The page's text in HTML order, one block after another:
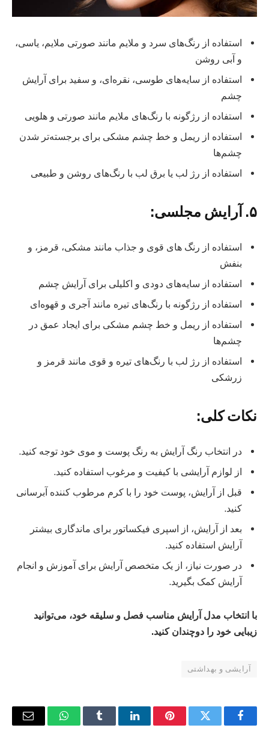
استفاده از رنگ‌های سرد و ملایم مانند صورتی ملایم، یاسی،
و آبی روشن
استفاده از سایه‌های طوسی، نقره‌ای، و سفید برای آرایش
چشم
استفاده از رژگونه با رنگ‌های ملایم مانند صورتی و هلویی
استفاده از ریمل و خط چشم مشکی برای برجسته‌تر شدن
چشم‌ها
استفاده از رژ لب یا برق لب با رنگ‌های روشن و طبیعی
۵. آرایش مجلسی:
استفاده از رنگ‌ های قوی و جذاب مانند مشکی، قرمز، و
بنفش
استفاده از سایه‌های دودی و اکلیلی برای آرایش چشم
استفاده از رژگونه با رنگ‌های تیره مانند آجری و قهوه‌ای
استفاده از ریمل و خط چشم مشکی برای ایجاد عمق در
چشم‌ها
استفاده از رژ لب با رنگ‌های تیره و قوی مانند قرمز و
زرشکی
نکات کلی:
در انتخاب رنگ آرایش به رنگ پوست و موی خود توجه کنید.
از لوازم آرایشی با کیفیت و مرغوب استفاده کنید.
قبل از آرایش، پوست خود را با کرم مرطوب کننده آبرسانی
کنید.
بعد از آرایش، از اسپری فیکساتور برای ماندگاری بیشتر
آرایش استفاده کنید.
در صورت نیاز، از یک متخصص آرایش برای آموزش و انجام
آرایش کمک بگیرید.
با انتخاب مدل آرایش مناسب فصل و سلیقه خود، می‌توانید
زیبایی خود را دوچندان کنید.
آرایشی و بهداشتی
فیس
توییتر پینترستلینکدین Tumblr واتس
ایمیل